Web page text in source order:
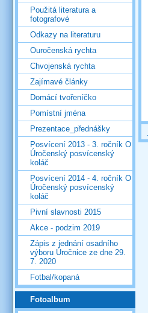
Použitá literatura a
fotografové
Odkazy na literaturu
Ouročenská rychta
Chvojenská rychta
Zajímavé články
Domácí tvořeníčko
Pomístní jména
Prezentace_přednášky
Posvícení 2013 - 3. ročník O
Úročenský posvícenský
koláč
Posvícení 2014 - 4. ročník O
Úročenský posvícenský
koláč
Pivní slavnosti 2015
Akce - podzim 2019
Zápis z jednání osadního
výboru Úročnice ze dne 29.
7. 2020
Fotbal/kopaná
Fotoalbum